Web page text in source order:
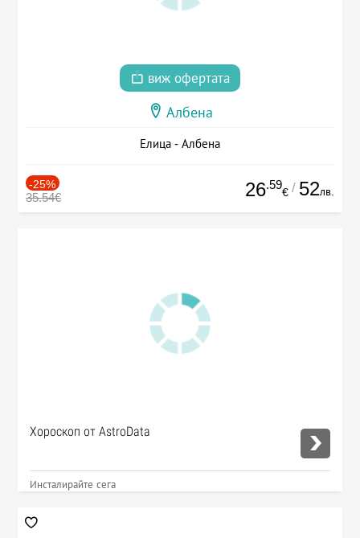
виж офертата
Албена
Елица - Албена
-25%
35.54€ 26.59
€ / 52лв.
Хороскоп от AstroData
Инсталирайте сега